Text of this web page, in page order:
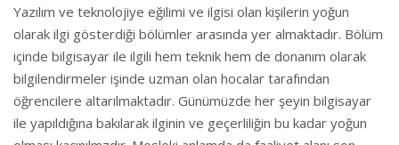
Yazılım ve teknolojiye eğilimi ve ilgisi olan kişilerin yoğun
olarak ilgi gösterdiği bölümler arasında yer almaktadır. Bölüm
içinde bilgisayar ile ilgili hem teknik hem de donanım olarak
bilgilendirmeler işinde uzman olan hocalar tarafından
öğrencilere altarılmaktadır. Günümüzde her şeyin bilgisayar
ile yapıldığına bakılarak ilginin ve geçerliliğin bu kadar yoğun